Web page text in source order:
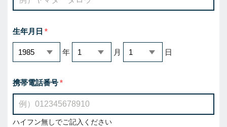
生年月日
年 月 日
携帯電話番号
ハイフン無しでご記入ください